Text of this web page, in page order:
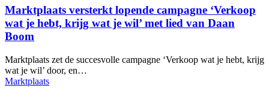
Marktplaats versterkt lopende campagne ‘Verkoop
wat je hebt, krijg wat je wil’ met lied van Daan
Boom
Marktplaats zet de succesvolle campagne ‘Verkoop wat je hebt, krijg
wat je wil’ door, en…
Marktplaats